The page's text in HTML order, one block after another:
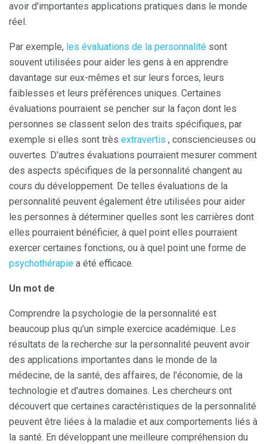
avoir d'importantes applications pratiques dans le monde
réel.
Par exemple, les évaluations de la personnalité sont
souvent utilisées pour aider les gens à en apprendre
davantage sur eux-mêmes et sur leurs forces, leurs
faiblesses et leurs préférences uniques. Certaines
évaluations pourraient se pencher sur la façon dont les
personnes se classent selon des traits spécifiques, par
exemple si elles sont très extravertis , consciencieuses ou
ouvertes. D'autres évaluations pourraient mesurer comment
des aspects spécifiques de la personnalité changent au
cours du développement. De telles évaluations de la
personnalité peuvent également être utilisées pour aider
les personnes à déterminer quelles sont les carrières dont
elles pourraient bénéficier, à quel point elles pourraient
exercer certaines fonctions, ou à quel point une forme de
psychothérapie a été efficace.
Un mot de
Comprendre la psychologie de la personnalité est
beaucoup plus qu'un simple exercice académique. Les
résultats de la recherche sur la personnalité peuvent avoir
des applications importantes dans le monde de la
médecine, de la santé, des affaires, de l'économie, de la
technologie et d'autres domaines. Les chercheurs ont
découvert que certaines caractéristiques de la personnalité
peuvent être liées à la maladie et aux comportements liés à
la santé. En développant une meilleure compréhension du